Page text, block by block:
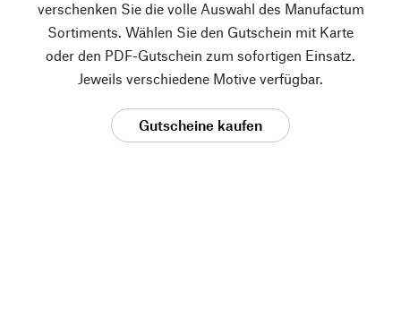
verschenken Sie die volle Auswahl des Manufactum
Sortiments. Wählen Sie den Gutschein mit Karte
oder den PDF-Gutschein zum sofortigen Einsatz.
Jeweils verschiedene Motive verfügbar.
Gutscheine kaufen